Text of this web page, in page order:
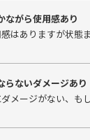
ながら使用感あり
はありますが状態
らないダメージあり
メージがない、も